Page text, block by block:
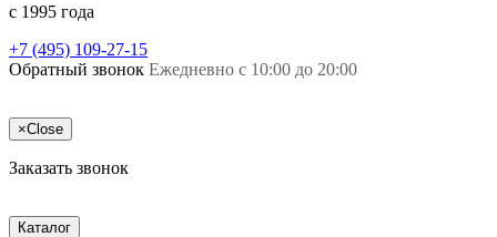
c 1995 года
+7 (495) 109-27-15
Обратный звонок Ежедневно с 10:00 до 20:00
×Close
Заказать звонок
Каталог